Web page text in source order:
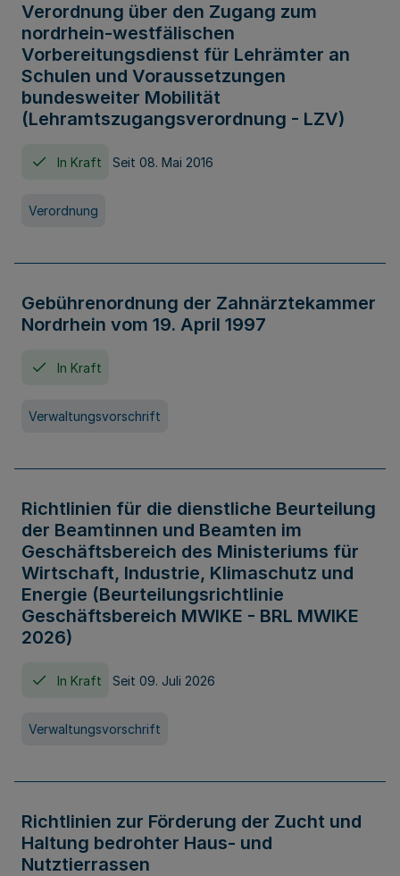
Verordnung über den Zugang zum
nordrhein-westfälischen
Vorbereitungsdienst für Lehrämter an
Schulen und Voraussetzungen
bundesweiter Mobilität
(Lehramtszugangsverordnung - LZV)
In Kraft Seit 08. Mai 2016
Verordnung
Gebührenordnung der Zahnärztekammer
Nordrhein vom 19. April 1997
In Kraft
Verwaltungsvorschrift
Richtlinien für die dienstliche Beurteilung
der Beamtinnen und Beamten im
Geschäftsbereich des Ministeriums für
Wirtschaft, Industrie, Klimaschutz und
Energie (Beurteilungsrichtlinie
Geschäftsbereich MWIKE - BRL MWIKE
2026)
In Kraft Seit 09. Juli 2026
Verwaltungsvorschrift
Richtlinien zur Förderung der Zucht und
Haltung bedrohter Haus- und
Nutztierrassen